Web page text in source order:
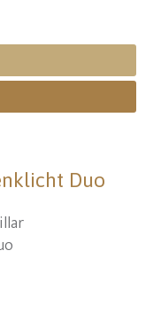
Duo